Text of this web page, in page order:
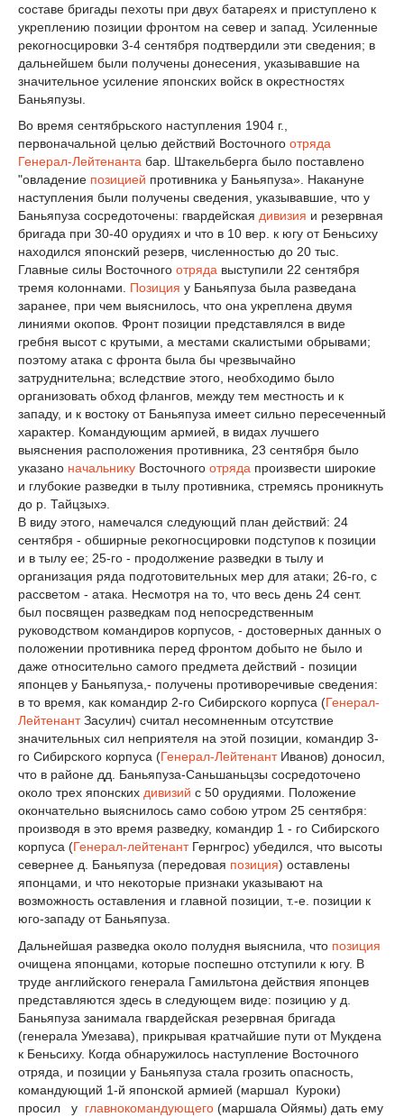
составе бригады пехоты при двух батареях и приступлено к
укреплению позиции фронтом на север и запад. Усиленные
рекогносцировки 3-4 сентября подтвердили эти сведения; в
дальнейшем были получены донесения, указывавшие на
значительное усиление японских войск в окрестностях
Баньяпузы.
Во время сентябрьского наступления 1904 г.,
первоначальной целью действий Восточного отряда
Генерал-Лейтенанта бар. Штакельберга было поставлено
"овладение позицией противника у Баньяпуза». Накануне
наступления были получены сведения, указывавшие, что у
Баньяпуза сосредоточены: гвардейская дивизия и резервная
бригада при 30-40 орудиях и что в 10 вер. к югу от Беньсиху
находился японский резерв, численностью до 20 тыс.
Главные силы Восточного отряда выступили 22 сентября
тремя колоннами. Позиция у Баньяпуза была разведана
заранее, при чем выяснилось, что она укреплена двумя
линиями окопов. Фронт позиции представлялся в виде
гребня высот с крутыми, а местами скалистыми обрывами;
поэтому атака с фронта была бы чрезвычайно
затруднительна; вследствие этого, необходимо было
организовать обход флангов, между тем местность и к
западу, и к востоку от Баньяпуза имеет сильно пересеченный
характер. Командующим армией, в видах лучшего
выяснения расположения противника, 23 сентября было
указано начальнику Восточного отряда произвести широкие
и глубокие разведки в тылу противника, стремясь проникнуть
до р. Тайцзыхэ.
В виду этого, намечался следующий план действий: 24
сентября - обширные рекогносцировки подступов к позиции
и в тылу ее; 25-го - продолжение разведки в тылу и
организация ряда подготовительных мер для атаки; 26-го, с
рассветом - атака. Несмотря на то, что весь день 24 сент.
был посвящен разведкам под непосредственным
руководством командиров корпусов, - достоверных данных о
положении противника перед фронтом добыто не было и
даже относительно самого предмета действий - позиции
японцев у Баньяпуза,- получены противоречивые сведения:
в то время, как командир 2-го Сибирского корпуса (Генерал-
ЛейтенантЗасулич) считал несомненным отсутствие
значительных сил неприятеля на этой позиции, командир 3-
го Сибирского корпуса (Генерал-ЛейтенантИванов) доносил,
что в районе дд. Баньяпуза-Саньшаньцзы сосредоточено
около трех японских дивизий с 50 орудиями. Положение
окончательно выяснилось само собою утром 25 сентября:
производя в это время разведку, командир 1 - го Сибирского
корпуса (Генерал-лейтенантГернгрос) убедился, что высоты
севернее д. Баньяпуза (передовая позиция) оставлены
японцами, и что некоторые признаки указывают на
возможность оставления и главной позиции, т.-е. позиции к
юго-западу от Баньяпуза.
Дальнейшая разведка около полудня выяснила, что позиция
очищена японцами, которые поспешно отступили к югу. В
труде английского генерала Гамильтона действия японцев
представляются здесь в следующем виде: позицию у д.
Баньяпуза занимала гвардейская резервная бригада
(генерала Умезава), прикрывая кратчайшие пути от Мукдена
к Беньсиху. Когда обнаружилось наступление Восточного
отряда, и позиции у Баньяпуза стала грозить опасность,
командующий 1-й японской армией (маршал Куроки)
просил у главнокомандующего (маршала Ойямы) дать ему